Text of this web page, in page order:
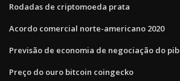
Rodadas de criptomoeda prata
Acordo comercial norte-americano 2020
Previsão de economia de negociação do pib
Preço do ouro bitcoin coingecko